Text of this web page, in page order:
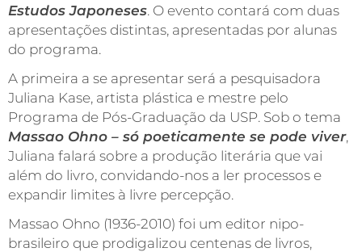
Estudos Japoneses. O evento contará com duas
apresentações distintas, apresentadas por alunas
do programa.
A primeira a se apresentar será a pesquisadora
Juliana Kase, artista plástica e mestre pelo
Programa de Pós-Graduação da USP. Sob o tema
Massao Ohno – só poeticamente se pode viver,
Juliana falará sobre a produção literária que vai
além do livro, convidando-nos a ler processos e
expandir limites à livre percepção.
Massao Ohno (1936-2010) foi um editor nipo-
brasileiro que prodigalizou centenas de livros,